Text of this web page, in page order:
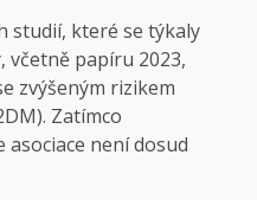
studií, které se týkaly
včetně papíru 2023,
zvýšeným rizikem
Zatímco
asociace není dosud